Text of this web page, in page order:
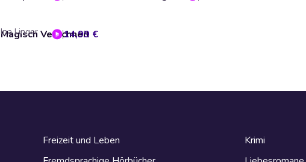
Magisch Verschneit
Ina Linger 14,99 €
Freizeit und Leben
Krimi